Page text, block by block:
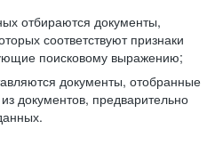
отбираются документы,
соответствуют признаки
поисковому выражению;
документы, отобранные
документов, предварительно